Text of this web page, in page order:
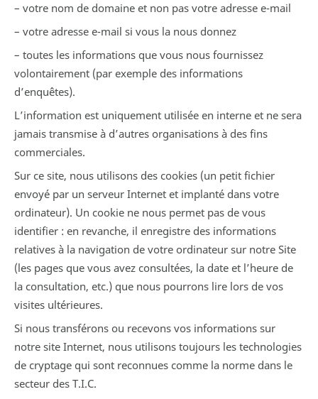
– votre nom de domaine et non pas votre adresse e-mail
– votre adresse e-mail si vous la nous donnez
– toutes les informations que vous nous fournissez
volontairement (par exemple des informations
d’enquêtes).
L’information est uniquement utilisée en interne et ne sera
jamais transmise à d’autres organisations à des fins
commerciales.
Sur ce site, nous utilisons des cookies (un petit fichier
envoyé par un serveur Internet et implanté dans votre
ordinateur). Un cookie ne nous permet pas de vous
identifier : en revanche, il enregistre des informations
relatives à la navigation de votre ordinateur sur notre Site
(les pages que vous avez consultées, la date et l’heure de
la consultation, etc.) que nous pourrons lire lors de vos
visites ultérieures.
Si nous transférons ou recevons vos informations sur
notre site Internet, nous utilisons toujours les technologies
de cryptage qui sont reconnues comme la norme dans le
secteur des T.I.C.